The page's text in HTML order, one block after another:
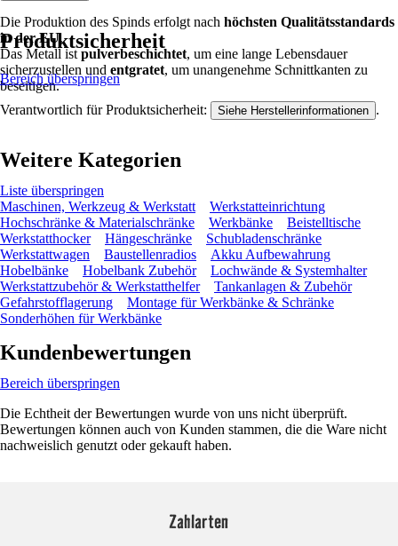
Die Produktion des Spinds erfolgt nach höchsten Qualitätsstandards
in der EU.
Das Metall ist pulverbeschichtet, um eine lange Lebensdauer
sicherzustellen und entgratet, um unangenehme Schnittkanten zu
beseitigen.
Produktsicherheit
Bereich überspringen
Verantwortlich für Produktsicherheit: Siehe Herstellerinformationen .
Weitere Kategorien
Liste überspringen
Maschinen, Werkzeug & Werkstatt
Werkstatteinrichtung
Hochschränke & Materialschränke
Werkbänke
Beistelltische
Werkstatthocker
Hängeschränke
Schubladenschränke
Werkstattwagen
Baustellenradios
Akku Aufbewahrung
Hobelbänke
Hobelbank Zubehör
Lochwände & Systemhalter
Werkstattzubehör & Werkstatthelfer
Tankanlagen & Zubehör
Gefahrstofflagerung
Montage für Werkbänke & Schränke
Sonderhöhen für Werkbänke
Kundenbewertungen
Bereich überspringen
Die Echtheit der Bewertungen wurde von uns nicht überprüft.
Bewertungen können auch von Kunden stammen, die die Ware nicht
nachweislich genutzt oder gekauft haben.
Zahlarten